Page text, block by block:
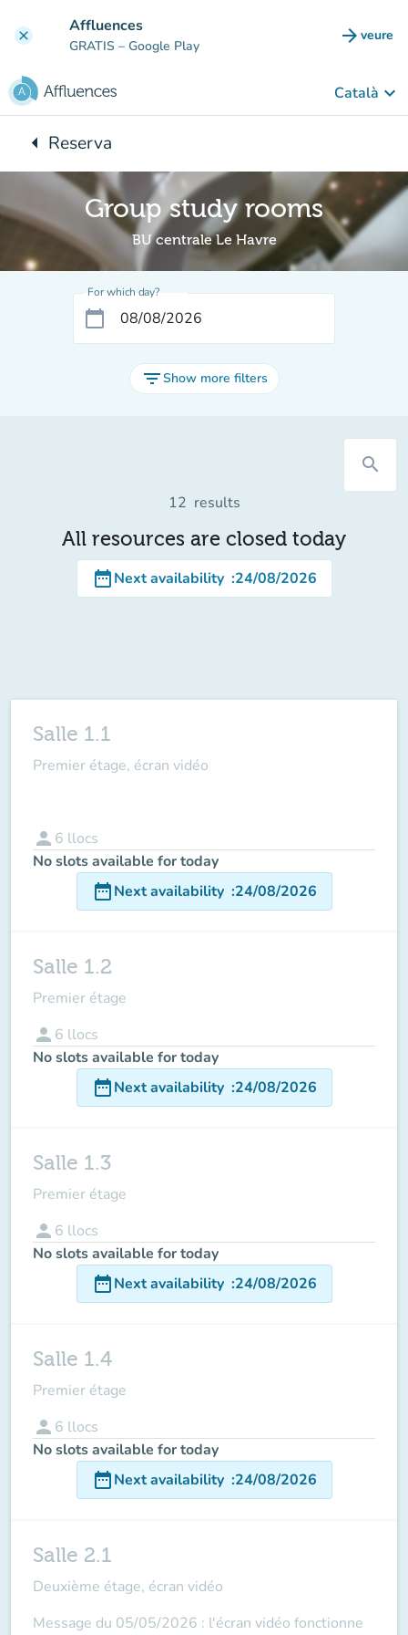
clear Affluences
GRATIS – Google Play arrow_forward veure
(new
Català keyboard_arrow_down
arrow_leftBack to:
Reserva
Group study rooms
BU centrale Le Havre
For which day?
calendar_today
filter_listShow more filters
search
12 results
All resources are closed today
date_rangeNext availability :24/08/2026
Salle 1.1
Premier étage, écran vidéo
person 6 llocs
No slots available for today
date_rangeNext availability :24/08/2026
Salle 1.2
Premier étage
person 6 llocs
No slots available for today
date_rangeNext availability :24/08/2026
Salle 1.3
Premier étage
person 6 llocs
No slots available for today
date_rangeNext availability :24/08/2026
Salle 1.4
Premier étage
person 6 llocs
No slots available for today
date_rangeNext availability :24/08/2026
Salle 2.1
Deuxième étage, écran vidéo
Message du 05/05/2026 : l'écran vidéo fonctionne